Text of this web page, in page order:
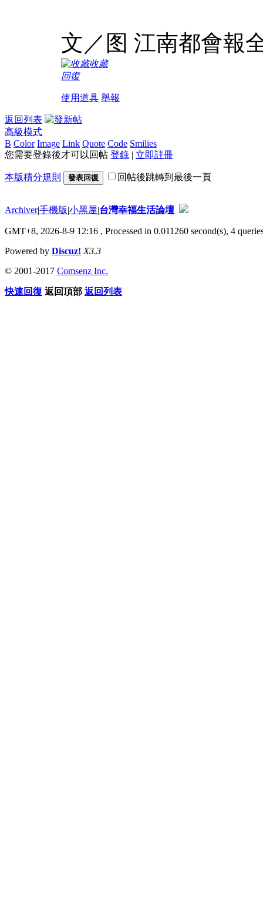
文／图 江南都會報
收藏
回復
使用道具 舉報
返回列表
高級模式
B Color Image Link Quote Code Smilies
您需要登錄後才可以回帖 登錄 | 立即註冊
本版積分規則 發表回復 回帖後跳轉到最後一頁
Archiver|手機版|小黑屋|台灣幸福生活論壇
GMT+8, 2026-8-9 12:16 , Processed in 0.011260 second(s), 4
Powered by Discuz! X3.3
© 2001-2017 Comsenz Inc.
快速回復 返回頂部 返回列表